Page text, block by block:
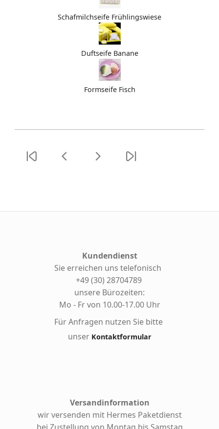
Schafmilchseife Frühlingswiese
Duftseife Banane
Formseife Fisch
Kundendienst
Sie erreichen uns telefonisch
+49 (30) 28704789
unsere Bürozeiten:
Mo - Fr von 10.00-17.00 Uhr
Für Anfragen nutzen Sie bitte
unser Kontaktformular
Versandinformation
wir versenden mit Hermes Paketdienst